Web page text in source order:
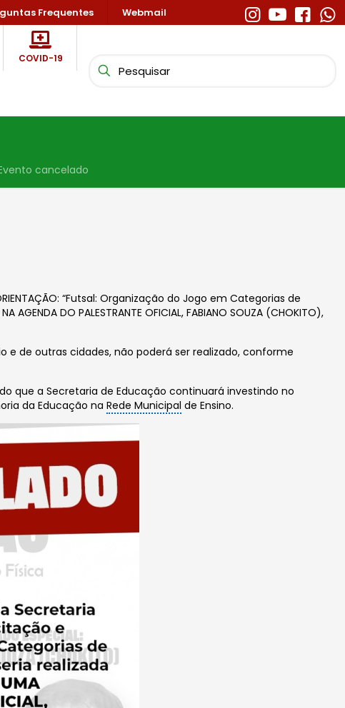
Frequentes Webmail
COVID-19
cancelado
“Futsal: Organização do Jogo em Categorias de
DO PALESTRANTE OFICIAL, FABIANO SOUZA (CHOKITO),
e de outras cidades, não poderá ser realizado, conforme
que a Secretaria de Educação continuará investindo no
da Educação naRede Municipal de Ensino.